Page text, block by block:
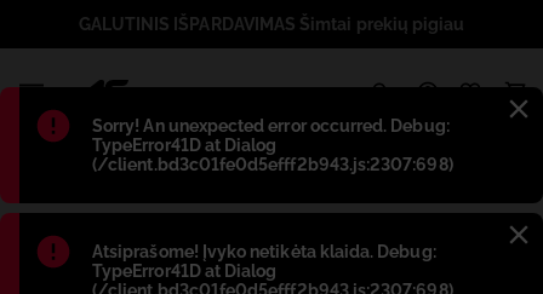
Błąd:
Sorry! An unexpected error occurred. Debug:
TypeError41D at Dialog
(/client.bd3c01fe0d5efff2b943.js:2307:698)
Błąd:
Atsiprašome! Įvyko netikėta klaida. Debug:
TypeError41D at Dialog
GALUTINIS IŠPARDAVIMAS Šimtai prekių pigiau